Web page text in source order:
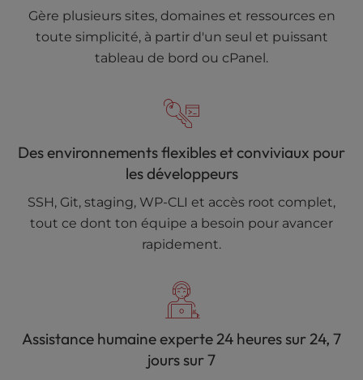
Gère plusieurs sites, domaines et ressources en
toute simplicité, à partir d'un seul et puissant
tableau de bord ou cPanel.
Des environnements flexibles et conviviaux pour
les développeurs
SSH, Git, staging, WP-CLI et accès root complet,
tout ce dont ton équipe a besoin pour avancer
rapidement.
Assistance humaine experte 24 heures sur 24, 7
jours sur 7